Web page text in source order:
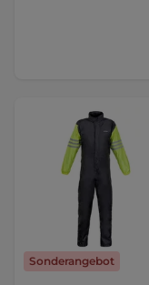
Sonderangebot